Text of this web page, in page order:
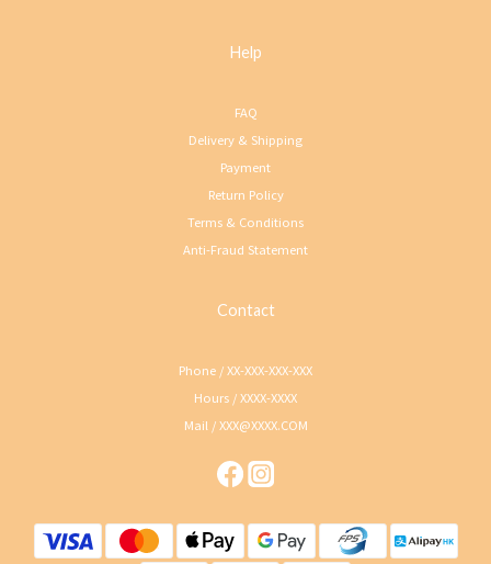
Help
FAQ
Delivery & Shipping
Payment
Return Policy
Terms & Conditions
Anti-Fraud Statement
Contact
Phone / XX-XXX-XXX-XXX
Hours / XXXX-XXXX
Mail / XXX@XXXX.COM